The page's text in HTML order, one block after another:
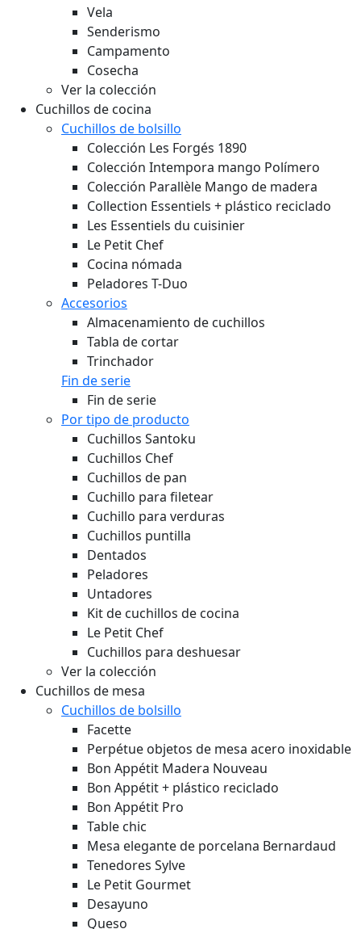
Vela
Senderismo
Campamento
Cosecha
Ver la colección
Cuchillos de cocina
Cuchillos de bolsillo
Colección Les Forgés 1890
Colección Intempora mango Polímero
Colección Parallèle Mango de madera
Collection Essentiels + plástico reciclado
Les Essentiels du cuisinier
Le Petit Chef
Cocina nómada
Peladores T-Duo
Accesorios
Almacenamiento de cuchillos
Tabla de cortar
Trinchador
Fin de serie
Fin de serie
Por tipo de producto
Cuchillos Santoku
Cuchillos Chef
Cuchillos de pan
Cuchillo para filetear
Cuchillo para verduras
Cuchillos puntilla
Dentados
Peladores
Untadores
Kit de cuchillos de cocina
Le Petit Chef
Cuchillos para deshuesar
Ver la colección
Cuchillos de mesa
Cuchillos de bolsillo
Facette
Perpétue objetos de mesa acero inoxidable
Bon Appétit Madera Nouveau
Bon Appétit + plástico reciclado
Bon Appétit Pro
Table chic
Mesa elegante de porcelana Bernardaud
Tenedores Sylve
Le Petit Gourmet
Desayuno
Queso